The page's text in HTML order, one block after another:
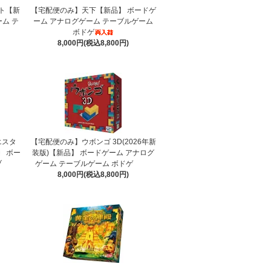
【新
ム テ
【宅配便のみ】天下【新品】 ボードゲ
ーム アナログゲーム テーブルゲーム
ボドゲ
8,000円(税込8,800円)
タ
ボー
【宅配便のみ】ウボンゴ 3D(2026年新
装版)【新品】 ボードゲーム アナログ
ゲーム テーブルゲーム ボドゲ
8,000円(税込8,800円)